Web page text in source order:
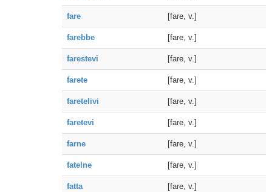
fare [fare, v.]
farebbe [fare, v.]
farestevi [fare, v.]
farete [fare, v.]
faretelivi [fare, v.]
faretevi [fare, v.]
farne [fare, v.]
fatelne [fare, v.]
fatta [fare, v.]